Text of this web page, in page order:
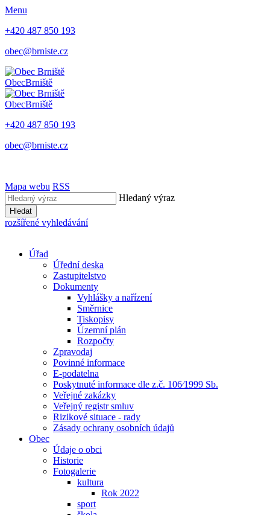
Menu
+420 487 850 193
obec@brniste.cz
ObecBrniště
ObecBrniště
+420 487 850 193
obec@brniste.cz
Mapa webu RSS
Hledaný výraz
Hledat
rozšířené vyhledávání
Úřad
Úřední deska
Zastupitelstvo
Dokumenty
Vyhlášky a nařízení
Směrnice
Tiskopisy
Územní plán
Rozpočty
Zpravodaj
Povinné informace
E-podatelna
Poskytnuté informace dle z.č. 106⁄1999 Sb.
Veřejné zakázky
Veřejný registr smluv
Rizikové situace - rady
Zásady ochrany osobních údajů
Obec
Údaje o obci
Historie
Fotogalerie
kultura
Rok 2022
sport